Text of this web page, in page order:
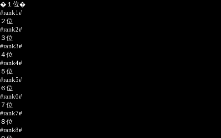
�１位�
#rank1#
２位
#rank2#
３位
#rank3#
４位
#rank4#
５位
#rank5#
６位
#rank6#
７位
#rank7#
８位
#rank8#